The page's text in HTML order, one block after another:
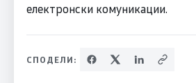
електронски комуникации.
СПОДЕЛИ: